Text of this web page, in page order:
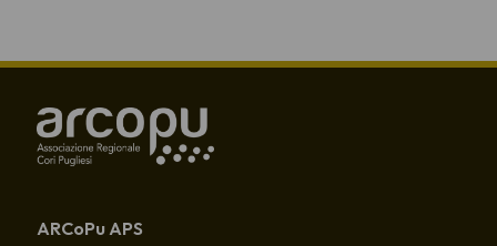
ARCoPu APS